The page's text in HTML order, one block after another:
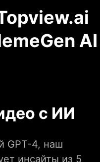
AI
с ИИ
GPT-4, наш
инсайты из 5